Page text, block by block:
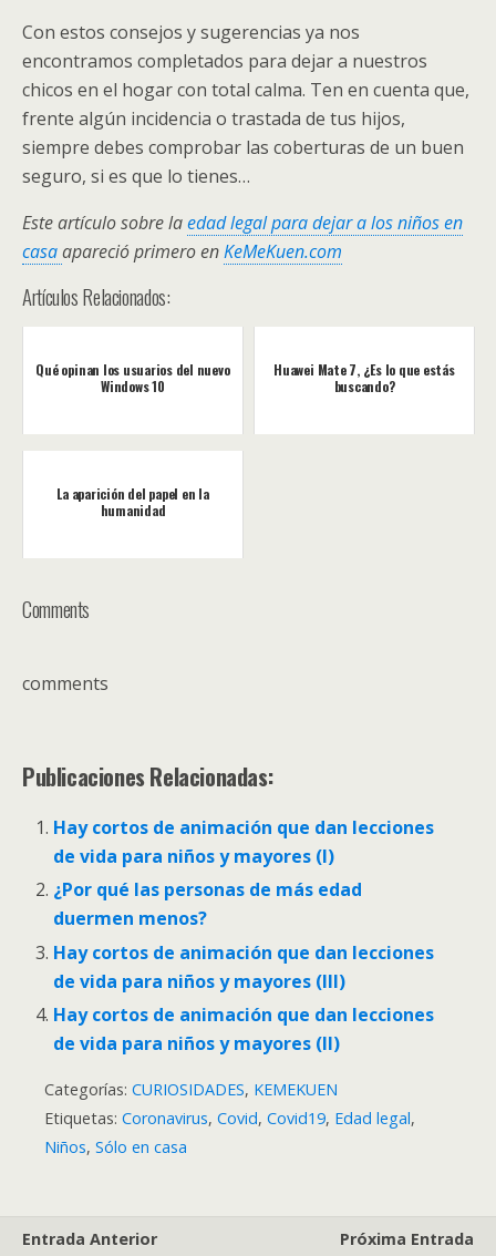
Con estos consejos y sugerencias ya nos
encontramos completados para dejar a nuestros
chicos en el hogar con total calma. Ten en cuenta que,
frente algún incidencia o trastada de tus hijos,
siempre debes comprobar las coberturas de un buen
seguro, si es que lo tienes…
Este artículo sobre laedad legal para dejar a los niños en
casaapareció primero enKeMeKuen.com
Artículos Relacionados:
Qué opinan los usuarios del nuevo
Windows 10
Huawei Mate 7, ¿Es lo que estás
buscando?
La aparición del papel en la
humanidad
Comments
comments
Publicaciones Relacionadas:
Hay cortos de animación que dan lecciones
de vida para niños y mayores (I)
¿Por qué las personas de más edad
duermen menos?
Hay cortos de animación que dan lecciones
de vida para niños y mayores (III)
Hay cortos de animación que dan lecciones
de vida para niños y mayores (II)
Categorías: CURIOSIDADES, KEMEKUEN
Etiquetas: Coronavirus, Covid, Covid19, Edad legal,
Niños, Sólo en casa
Entrada Anterior
Próxima Entrada